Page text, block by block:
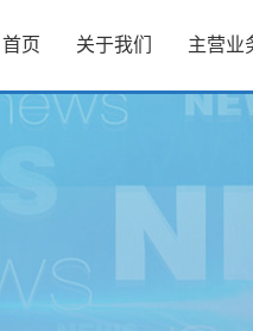
首页 关于我们 主营业